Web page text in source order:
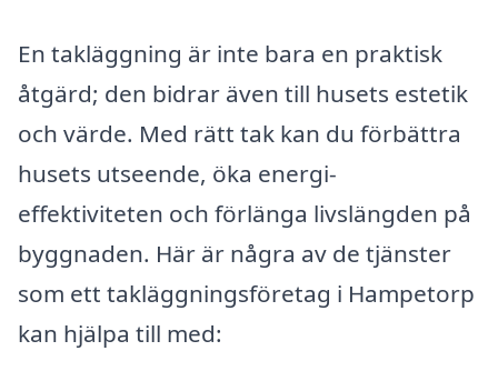
En takläggning är inte bara en praktisk
åtgärd; den bidrar även till husets estetik
och värde. Med rätt tak kan du förbättra
husets utseende, öka energi-
effektiviteten och förlänga livslängden på
byggnaden. Här är några av de tjänster
som ett takläggningsföretag i Hampetorp
kan hjälpa till med: